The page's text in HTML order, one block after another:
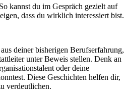
kannst du im Gespräch gezielt auf
dass du wirklich interessiert bist.
deiner bisherigen Berufserfahrung,
unter Beweis stellen. Denk an
oder deine
Diese Geschichten helfen dir,
verdeutlichen.